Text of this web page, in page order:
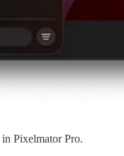
Pixelmator Pro.